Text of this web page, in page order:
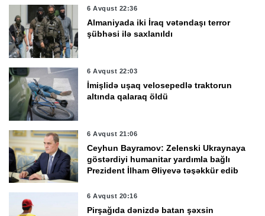
6 Avqust 22:36
Almaniyada iki İraq vətəndaşı terror
şübhəsi ilə saxlanıldı
6 Avqust 22:03
İmişlidə uşaq velosepedlə traktorun
altında qalaraq öldü
6 Avqust 21:06
Ceyhun Bayramov: Zelenski Ukraynaya
göstərdiyi humanitar yardımla bağlı
Prezident İlham Əliyevə təşəkkür edib
6 Avqust 20:16
Pirşağıda dənizdə batan şəxsin